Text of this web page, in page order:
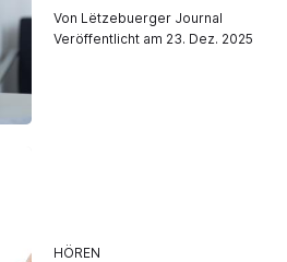
Von Lëtzebuerger Journal
Veröffentlicht am 23. Dez. 2025
HÖREN